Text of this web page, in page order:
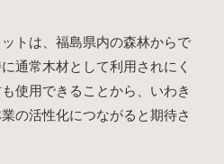
トは、福島県内の森林からで
通常木材として利用されにく
使用できることから、いわき
の活性化につながると期待さ